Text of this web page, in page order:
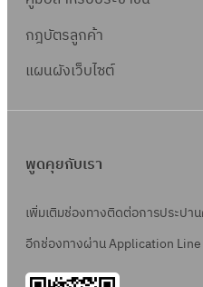
กฎบัตรลูกค้า
แผนผังเว็บไซต์
พูดคุยกับเรา
เพิ่มเติมช่องทางติดต่อการประปา
อีกช่องทางผ่าน Application Line